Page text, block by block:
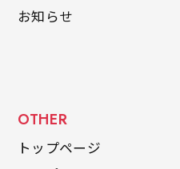
お知らせ
OTHER
トップページ